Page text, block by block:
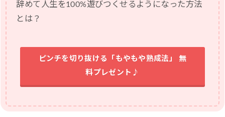
辞めて人生を100%遊びつくせるようになった方法
とは？
ピンチを切り抜ける「もやもや熟成法」 無
料プレゼント♪